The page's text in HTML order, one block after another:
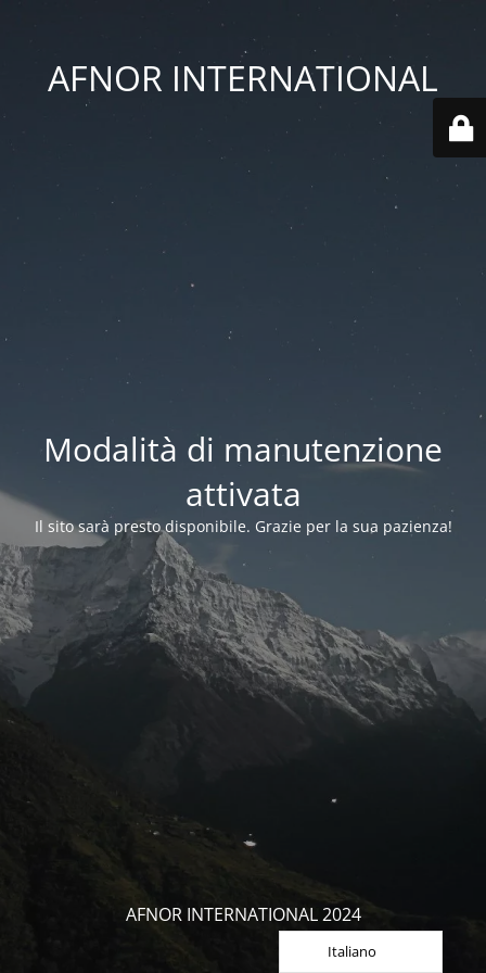
AFNOR INTERNATIONAL
Modalità di manutenzione
attivata
Il sito sarà presto disponibile. Grazie per la sua pazienza!
AFNOR INTERNATIONAL 2024
Italiano